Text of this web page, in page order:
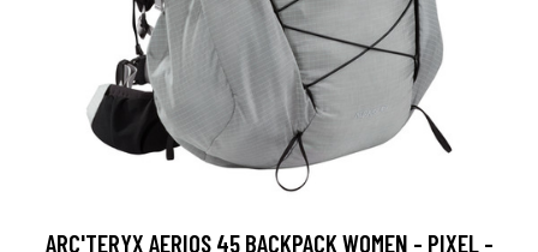
ARC'TERYX AERIOS 45 BACKPACK WOMEN - PIXEL -